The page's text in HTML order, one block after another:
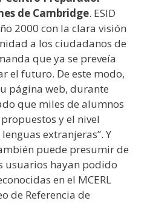
de Cambridge. ESID
2000 con la clara visión
a los ciudadanos de
que ya se preveía
el futuro. De este modo,
página web, durante
que miles de alumnos
y el nivel
extranjeras”. Y
puede presumir de
usuarios hayan podido
en el MCERL
de Referencia de